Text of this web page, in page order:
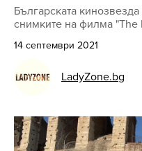
Българската
снимките на филма "The
14 септември 2021
LadyZone.bg